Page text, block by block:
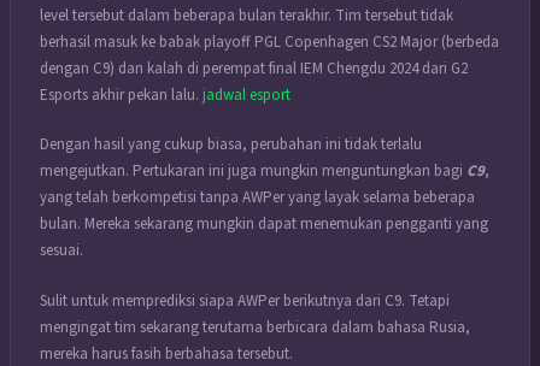
level tersebut dalam beberapa bulan terakhir. Tim tersebut tidak
berhasil masuk ke babak playoff PGL Copenhagen CS2 Major (berbeda
dengan C9) dan kalah di perempat final IEM Chengdu 2024 dari G2
Esports akhir pekan lalu. jadwal esport
Dengan hasil yang cukup biasa, perubahan ini tidak terlalu
mengejutkan. Pertukaran ini juga mungkin menguntungkan bagi C9,
yang telah berkompetisi tanpa AWPer yang layak selama beberapa
bulan. Mereka sekarang mungkin dapat menemukan pengganti yang
sesuai.
Sulit untuk memprediksi siapa AWPer berikutnya dari C9. Tetapi
mengingat tim sekarang terutama berbicara dalam bahasa Rusia,
mereka harus fasih berbahasa tersebut.